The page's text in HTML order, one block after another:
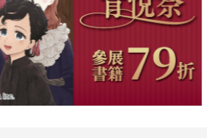
術發展協會理事長
，對於已經習慣三維物理現象的我們、在
滿了期待偏見和迷惑，然而，靈界和物質
果你想整合自我生命，你需要進入療癒科